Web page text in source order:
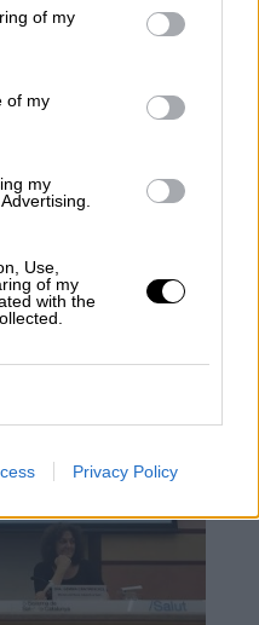
of my
of my
my
Use,
of my
with the
Privacy Policy
de